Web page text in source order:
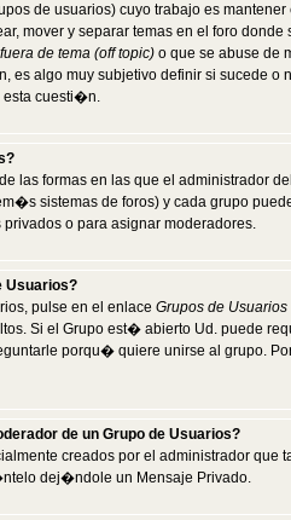
de usuarios) cuyo trabajo es
mover y separar temas en el foro
fuera de tema (off topic) o que se abuse de
es algo muy subjetivo definir si sucede
esta cuesti�n.
las formas en las que el administrador
sistemas de foros) y cada grupo
o para asignar moderadores.
Usuarios?
pulse en el enlace Grupos de Usuarios
Si el Grupo est� abierto Ud. puede
porqu� quiere unirse al grupo.
de un Grupo de Usuarios?
creados por el administrador
dej�ndole un Mensaje Privado.